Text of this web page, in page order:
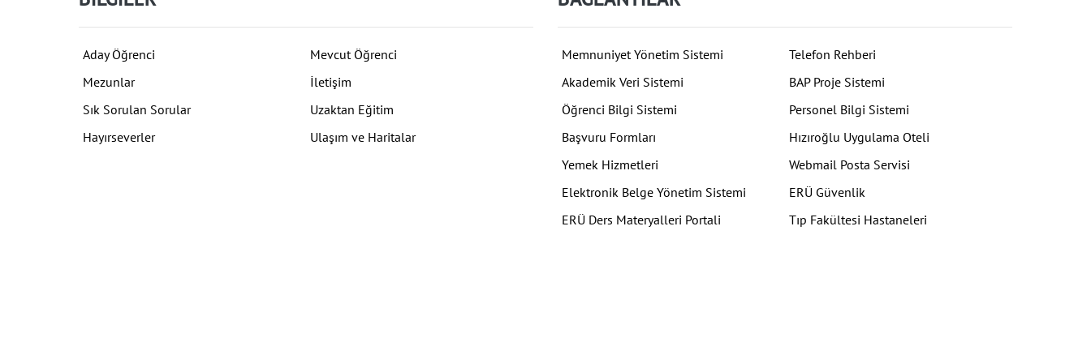
Aday Öğrenci
Mevcut Öğrenci
Mezunlar
İletişim
Sık Sorulan Sorular
Uzaktan Eğitim
Hayırseverler
Ulaşım ve Haritalar
Memnuniyet Yönetim Sistemi
Telefon Rehberi
Akademik Veri Sistemi
BAP Proje Sistemi
Öğrenci Bilgi Sistemi
Personel Bilgi Sistemi
Başvuru Formları
Hızıroğlu Uygulama Oteli
Yemek Hizmetleri
Webmail Posta Servisi
Elektronik Belge Yönetim Sistemi
ERÜ Güvenlik
ERÜ Ders Materyalleri Portali
Tıp Fakültesi Hastaneleri